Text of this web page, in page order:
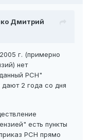
Дмитрий
г. (примерно
нет
РСН"
2 года со дня
есть пункты
РСН прямо